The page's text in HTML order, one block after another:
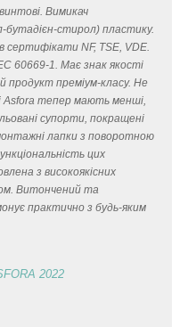
Вимикач
бутадієн-стирол) пластику.
сертифікати NF, TSE, VDE.
60669-1. Має знак якості
продукт преміум-класу. Не
Asfora тепер мають менші,
супорти, покращені
лапки з поворотною
цих
з високоякісних
Витончений та
практично з будь-яким
2022